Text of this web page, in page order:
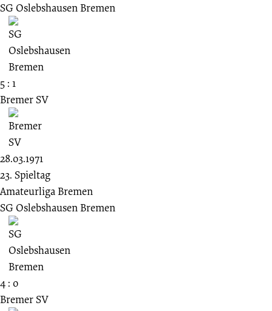
SG Oslebshausen Bremen
5 : 1
Bremer SV
28.03.1971
23. Spieltag
Amateurliga Bremen
SG Oslebshausen Bremen
4 : 0
Bremer SV